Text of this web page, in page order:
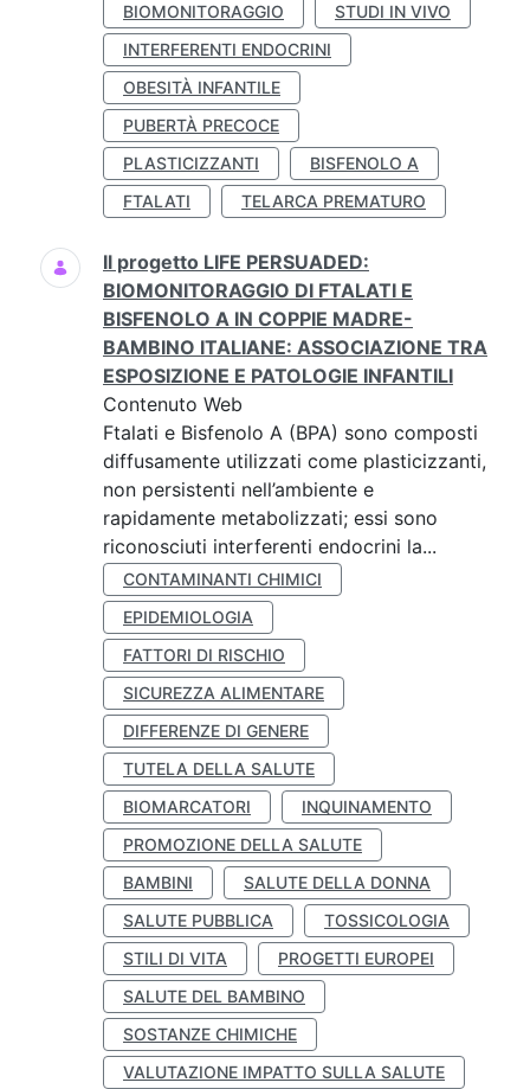
BIOMONITORAGGIO
STUDI IN VIVO
INTERFERENTI ENDOCRINI
OBESITÀ INFANTILE
PUBERTÀ PRECOCE
PLASTICIZZANTI
BISFENOLO A
FTALATI
TELARCA PREMATURO
Il progetto LIFE PERSUADED:
BIOMONITORAGGIO DI FTALATI E
BISFENOLO A IN COPPIE MADRE-
BAMBINO ITALIANE: ASSOCIAZIONE TRA
ESPOSIZIONE E PATOLOGIE INFANTILI
Contenuto Web
Ftalati e Bisfenolo A (BPA) sono composti
diffusamente utilizzati come plasticizzanti,
non persistenti nell’ambiente e
rapidamente metabolizzati; essi sono
riconosciuti interferenti endocrini la...
CONTAMINANTI CHIMICI
EPIDEMIOLOGIA
FATTORI DI RISCHIO
SICUREZZA ALIMENTARE
DIFFERENZE DI GENERE
TUTELA DELLA SALUTE
BIOMARCATORI
INQUINAMENTO
PROMOZIONE DELLA SALUTE
BAMBINI
SALUTE DELLA DONNA
SALUTE PUBBLICA
TOSSICOLOGIA
STILI DI VITA
PROGETTI EUROPEI
SALUTE DEL BAMBINO
SOSTANZE CHIMICHE
VALUTAZIONE IMPATTO SULLA SALUTE